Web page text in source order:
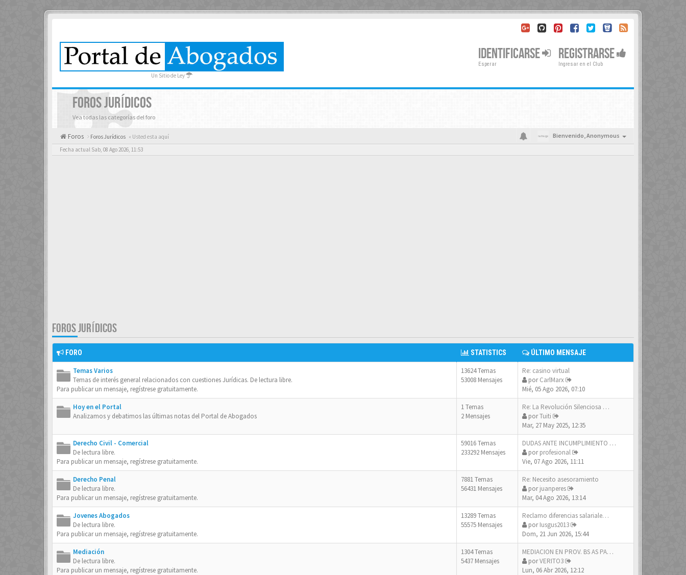
Un Sitio de Ley
IDENTIFICARSE
Esperar
REGISTRARSE
Ingresar en el Club
FOROS JURÍDICOS
Vea todas las categorías del foro
Foros Foros Jurídicos « Usted esta aquí Bienvenido,Anonymous
Fecha actual Sab, 08 Ago 2026, 11:53
FOROS JURÍDICOS
FORO STATISTICS ÚLTIMO MENSAJE
Temas Varios
Temas de interés general relacionados con cuestiones Jurídicas. De lectura libre.
Para publicar un mensaje, regístrese gratuitamente.
13624 Temas
53008 Mensajes
Re: casino virtual
porCarlMarx
Mié, 05 Ago 2026, 07:10
Hoy en el Portal
Analizamos y debatimos las últimas notas del Portal de Abogados
1 Temas
2 Mensajes
Re: La Revolución Silenciosa …
porTuiti
Mar, 27 May 2025, 12:35
Derecho Civil - Comercial
De lectura libre.
Para publicar un mensaje, regístrese gratuitamente.
59016 Temas
233292 Mensajes
DUDAS ANTE INCUMPLIMIENTO CON…
porprofesional
Vie, 07 Ago 2026, 11:11
Derecho Penal
De lectura libre.
Para publicar un mensaje, regístrese gratuitamente.
7881 Temas
56431 Mensajes
Re: Necesito asesoramiento
porjuanperes
Mar, 04 Ago 2026, 13:14
Jovenes Abogados
De lectura libre.
Para publicar un mensaje, regístrese gratuitamente.
13289 Temas
55575 Mensajes
Reclamo diferencias salariale…
porIusgus2013
Dom, 21 Jun 2026, 15:44
Mediación
De lectura libre.
Para publicar un mensaje, regístrese gratuitamente.
1304 Temas
5437 Mensajes
MEDIACION EN PROV. BS AS PARA…
porVERITO3
Lun, 06 Abr 2026, 12:12